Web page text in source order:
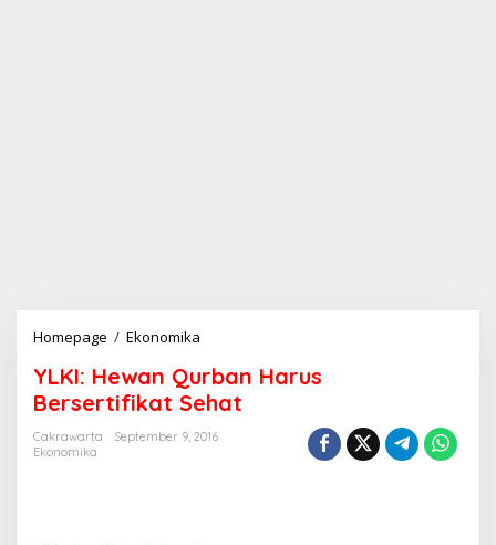
Homepage / Ekonomika
K
I
:
H
YLKI: Hewan Qurban Harus
Bersertifikat Sehat
Cakrawarta
September 9, 2016
Ekonomika